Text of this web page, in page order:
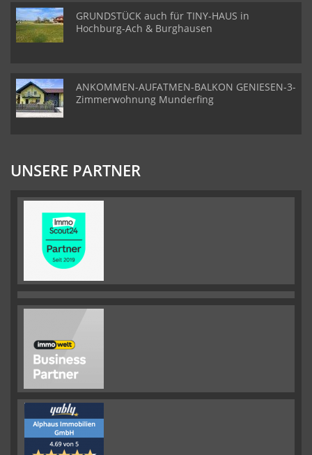
GRUNDSTÜCK auch für TINY-HAUS in
Hochburg-Ach & Burghausen
ANKOMMEN-AUFATMEN-BALKON GENIESEN-3-
Zimmerwohnung Munderfing
UNSERE PARTNER